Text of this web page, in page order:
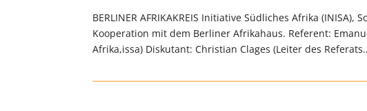
BERLINER AFRIKAKREIS Initiative Südliches Afrika
Kooperation mit dem Berliner Afrikahaus. Referent:
Afrika,issa) Diskutant: Christian Clages (Leiter des